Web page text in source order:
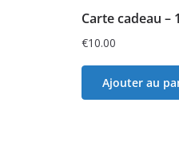
Carte cadeau –
€10.00
Ajouter au